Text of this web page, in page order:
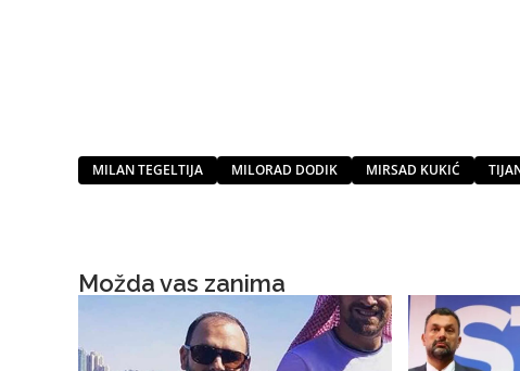
MILAN TEGELTIJA MILORAD DODIK MIRSAD KUKIĆ
Možda vas zanima